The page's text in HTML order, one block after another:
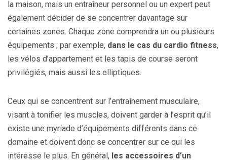
la maison, mais un entraîneur personnel ou un expert peut
également décider de se concentrer davantage sur
certaines zones. Chaque zone comprendra un ou plusieurs
équipements ; par exemple, dans le cas du cardio fitness,
les vélos d’appartement et les tapis de course seront
privilégiés, mais aussi les elliptiques.
Ceux qui se concentrent sur l’entraînement musculaire,
visant à tonifier les muscles, doivent garder à l’esprit qu’il
existe une myriade d’équipements différents dans ce
domaine et doivent donc se concentrer sur ce qui les
intéresse le plus. En général, les accessoires d’un